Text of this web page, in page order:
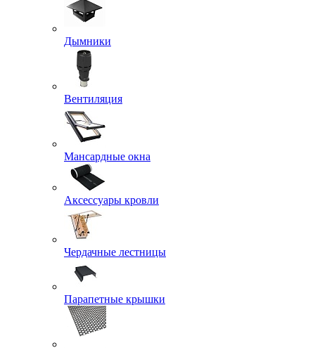
Дымники
Вентиляция
Мансардные окна
Аксессуары кровли
Чердачные лестницы
Парапетные крышки